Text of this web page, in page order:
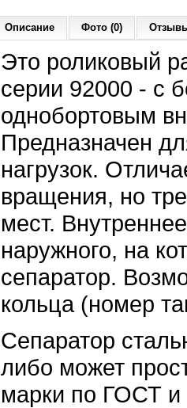
Описание Фото (0)
Это роликовый
серии 92000 - с
однобортовым
Предназначен
нагрузок.
вращения, но
мест.
наружного, на
сепаратор.
кольца (номер
Сепаратор
либо может
марки по ГОСТ и